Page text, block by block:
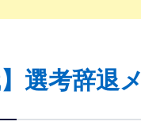
】選考辞退